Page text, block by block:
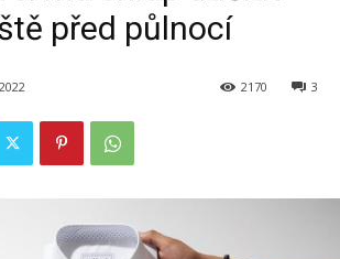
před půlnocí
3
2170